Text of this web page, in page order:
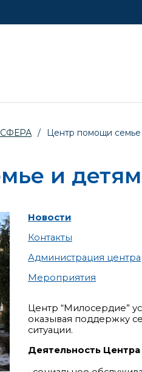
/ Центр помощи
и
Новости
Контакты
Администрация центра
Мероприятия
Центр “Милосердие”
оказывая поддержку
ситуации.
Деятельность Центра